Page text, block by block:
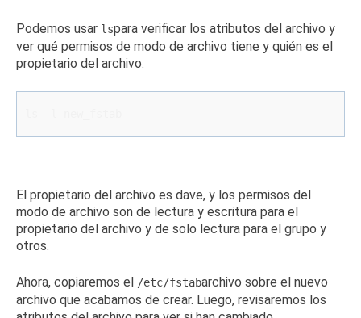
Podemos usar lspara verificar los atributos del archivo y
ver qué permisos de modo de archivo tiene y quién es el
propietario del archivo.
El propietario del archivo es dave, y los permisos del
modo de archivo son de lectura y escritura para el
propietario del archivo y de solo lectura para el grupo y
otros.
Ahora, copiaremos el /etc/fstabarchivo sobre el nuevo
archivo que acabamos de crear. Luego, revisaremos los